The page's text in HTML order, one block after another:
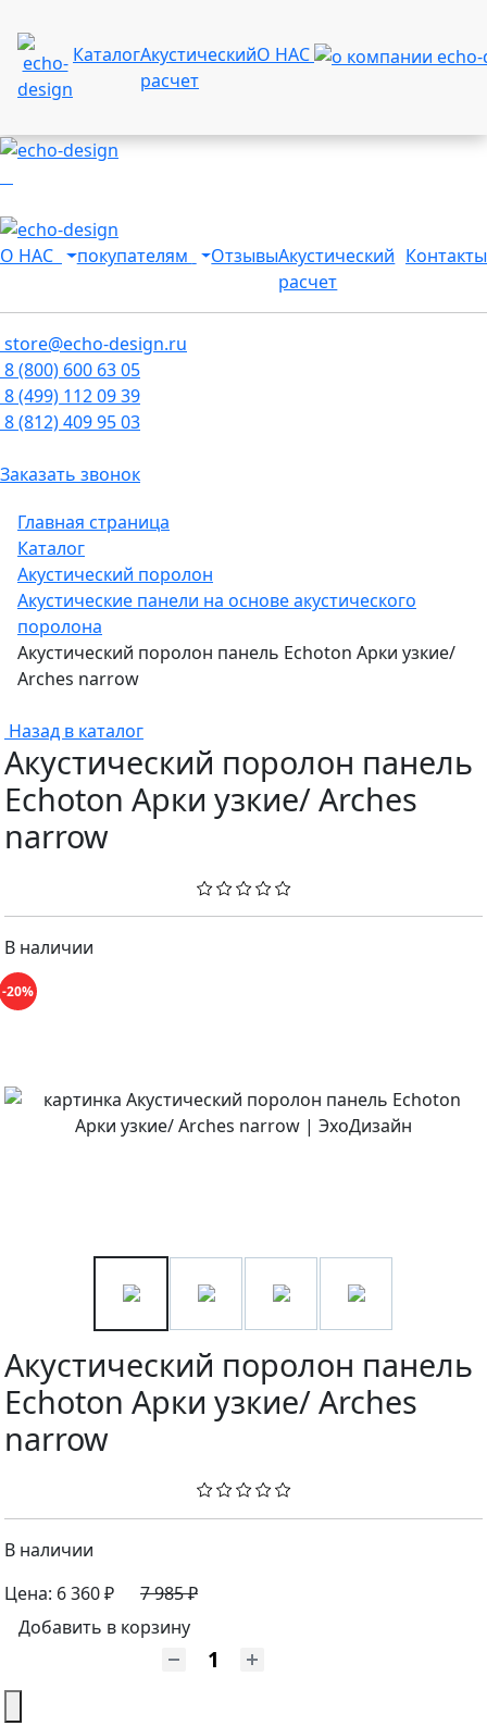
КаталогАкустический
расчет
О НАС
О НАС покупателям ОтзывыАкустический
расчет
Контакты
store@echo-design.ru
8 (800) 600 63 05
8 (499) 112 09 39
8 (812) 409 95 03
Заказать звонок
Главная страница
Каталог
Акустический поролон
Акустические панели на основе акустического
поролона
Акустический поролон панель Echoton Арки узкие/
Arches narrow
Назад в каталог
Акустический поролон панель
Echoton Арки узкие/ Arches
narrow
В наличии
-20%
Акустический поролон панель
Echoton Арки узкие/ Arches
narrow
В наличии
Цена: 6 360 ₽
7 985 ₽
Добавить в корзину